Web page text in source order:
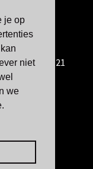
je op
niet
we
06-833 60 921